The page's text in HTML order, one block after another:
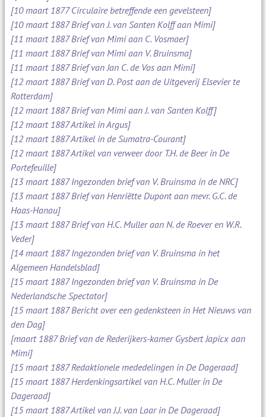
[10 maart 1877 Circulaire betreffende een gevelsteen]
[10 maart 1887 Brief van J. van Santen Kolff aan Mimi]
[11 maart 1887 Brief van Mimi aan C. Vosmaer]
[11 maart 1887 Brief van Mimi aan V. Bruinsma]
[11 maart 1887 Brief van Jan C. de Vos aan Mimi]
[12 maart 1887 Brief van D. Post aan de Uitgeverij Elsevier te
Rotterdam]
[12 maart 1887 Brief van Mimi aan J. van Santen Kolff]
[12 maart 1887 Artikel in Argus]
[12 maart 1887 Artikel in de Sumatra-Courant]
[12 maart 1887 Artikel van verweer door T.H. de Beer in De
Portefeuille]
[13 maart 1887 Ingezonden brief van V. Bruinsma in de NRC]
[13 maart 1887 Brief van Henriëtte Dupont aan mevr. G.C. de
Haas-Hanau]
[13 maart 1887 Brief van H.C. Muller aan N. de Roever en W.R.
Veder]
[14 maart 1887 Ingezonden brief van V. Bruinsma in het
Algemeen Handelsblad]
[15 maart 1887 Ingezonden brief van V. Bruinsma in De
Nederlandsche Spectator]
[15 maart 1887 Bericht over een gedenksteen in Het Nieuws van
den Dag]
[maart 1887 Brief van de Rederijkers-kamer Gysbert Japicx aan
Mimi]
[15 maart 1887 Redaktionele mededelingen in De Dageraad]
[15 maart 1887 Herdenkingsartikel van H.C. Muller in De
Dageraad]
[15 maart 1887 Artikel van J.J. van Laar in De Dageraad]